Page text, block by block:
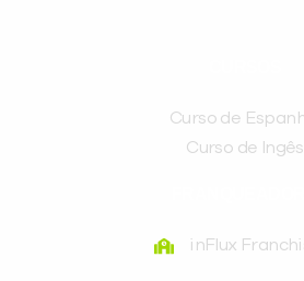
Curso de
Curso de Ingês
inFlux